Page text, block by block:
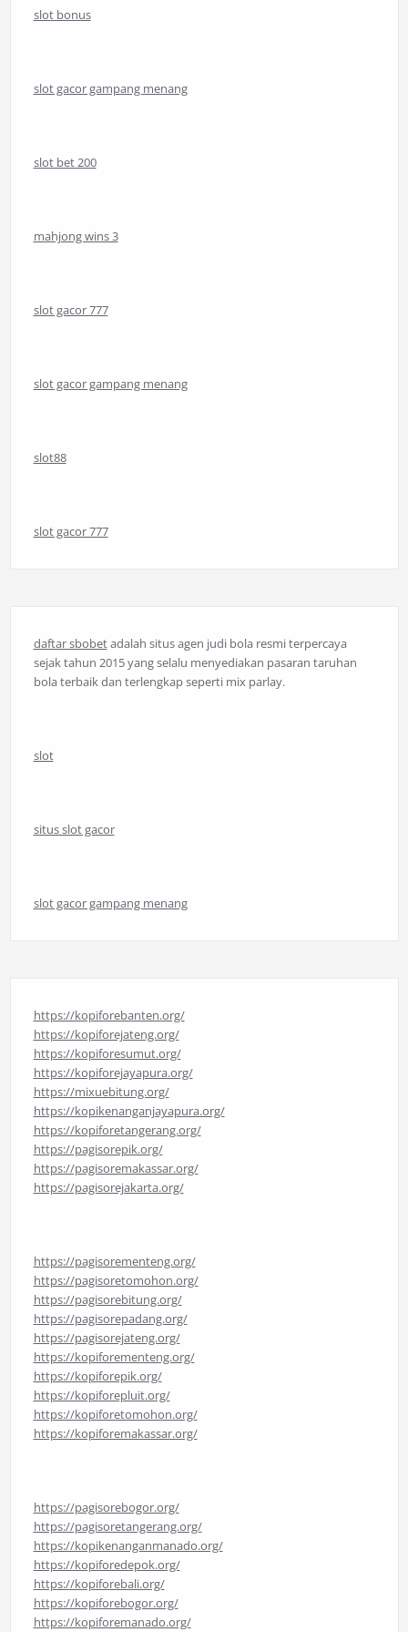
slot bonus
slot gacor gampang menang
slot bet 200
mahjong wins 3
slot gacor 777
slot gacor gampang menang
slot88
slot gacor 777
daftar sbobetadalah situs agen judi bola resmi terpercaya
sejak tahun 2015 yang selalu menyediakan pasaran taruhan
bola terbaik dan terlengkap seperti mix parlay.
slot
situs slot gacor
slot gacor gampang menang
https://kopiforebanten.org/
https://kopiforejateng.org/
https://kopiforesumut.org/
https://kopiforejayapura.org/
https://mixuebitung.org/
https://kopikenanganjayapura.org/
https://kopiforetangerang.org/
https://pagisorepik.org/
https://pagisoremakassar.org/
https://pagisorejakarta.org/
https://pagisorementeng.org/
https://pagisoretomohon.org/
https://pagisorebitung.org/
https://pagisorepadang.org/
https://pagisorejateng.org/
https://kopiforementeng.org/
https://kopiforepik.org/
https://kopiforepluit.org/
https://kopiforetomohon.org/
https://kopiforemakassar.org/
https://pagisorebogor.org/
https://pagisoretangerang.org/
https://kopikenanganmanado.org/
https://kopiforedepok.org/
https://kopiforebali.org/
https://kopiforebogor.org/
https://kopiforemanado.org/